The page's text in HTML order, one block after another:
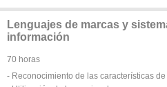
Lenguajes de marcas y
información
70 horas
- Reconocimiento de las características